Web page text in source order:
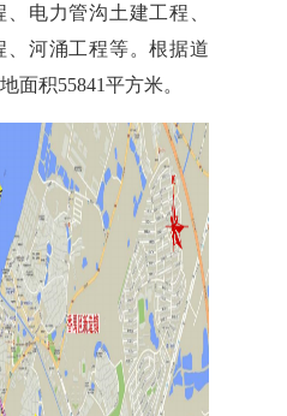
电力管沟土建工程、
、河涌工程等。根据道
面积55841平方米。